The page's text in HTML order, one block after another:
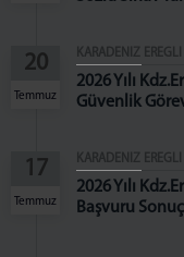
Hukuk
Mülhakat Adliyemiz
İLETİŞİM
İletişim Bilgileri
20
Temmuz
KARADENİZ EREĞLİ
2026 Yılı
Güvenlik
17
Temmuz
KARADENİZ EREĞLİ
2026 Yılı
Başvuru